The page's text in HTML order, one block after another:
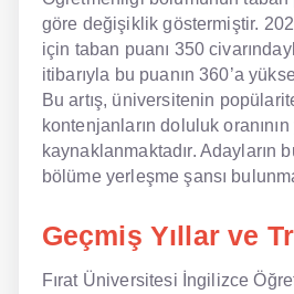
göre değişiklik göstermiştir.
için taban puanı 350
itibarıyla bu puanın 360’a
Bu artış, üniversitenin
kontenjanların doluluk
kaynaklanmaktadır. Adayların
bölüme yerleşme şansı
Geçmiş Yıllar ve
Fırat Üniversitesi İngilizce